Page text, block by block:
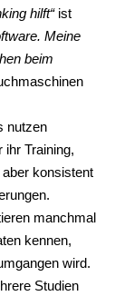
hilft“ist
Meine
beim
nutzen
Training,
konsistent
manchmal
kennen,
wird.
Studien